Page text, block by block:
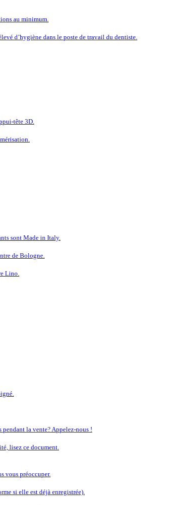
au minimum.
d’hygiène dans le poste de travail du dentiste.
tête 3D.
sont Made in Italy.
de Bologne.
Lino.
la vente? Appelez-nous !
lisez ce document.
vous préoccuper.
si elle est déjà enregistrée).